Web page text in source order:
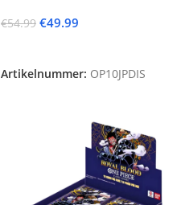
€54.99 €49.99
Artikelnummer: OP10JPDIS